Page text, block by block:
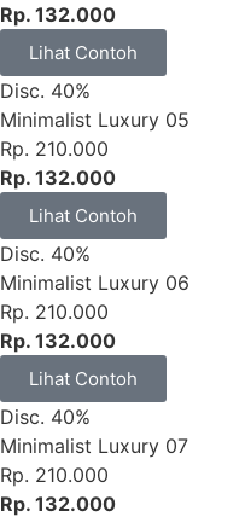
Rp. 132.000
Lihat Contoh
Disc. 40%
Minimalist Luxury 05
Rp. 210.000
Rp. 132.000
Lihat Contoh
Disc. 40%
Minimalist Luxury 06
Rp. 210.000
Rp. 132.000
Lihat Contoh
Disc. 40%
Minimalist Luxury 07
Rp. 210.000
Rp. 132.000